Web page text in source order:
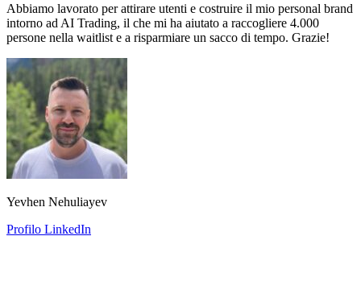
Abbiamo lavorato per attirare utenti e costruire il mio personal brand
intorno ad AI Trading, il che mi ha aiutato a raccogliere 4.000
persone nella waitlist e a risparmiare un sacco di tempo. Grazie!
Yevhen Nehuliayev
Profilo LinkedIn